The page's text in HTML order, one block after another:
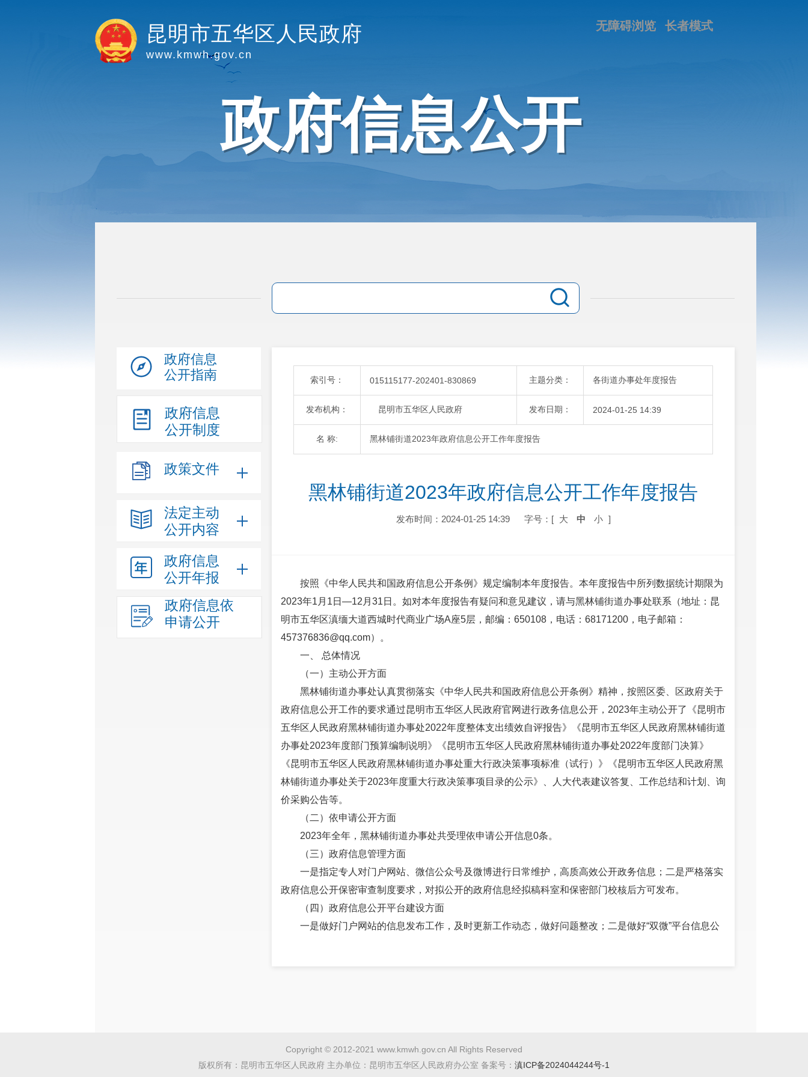
昆明市五华区人民政府
www.kmwh.gov.cn
长者模式
无障碍浏览
政府信息公开
政府信息
公开指南
政府信息
公开制度
政策文件
法定主动
公开内容
政府信息
公开年报
政府信息依
申请公开
索引号： 015115177-202401-830869 主题分类： 各街道办事处年度报告
发布机构： 昆明市五华区人民政府 发布日期： 2024-01-25 14:39
名 称: 黑林铺街道2023年政府信息公开工作年度报告
黑林铺街道2023年政府信息公开工作年度报告
发布时间：2024-01-25 14:39 字号：[ 大 中 小 ]
按照《中华人民共和国政府信息公开条例》规定编制本年度报告。本年度报告中所列数据统计期限为
2023年1月1日—12月31日。如对本年度报告有疑问和意见建议，请与黑林铺街道办事处联系（地址：昆
明市五华区滇缅大道西城时代商业广场A座5层，邮编：650108，电话：68171200，电子邮箱：
457376836@qq.com）。
一、 总体情况
（一）主动公开方面
黑林铺街道办事处认真贯彻落实《中华人民共和国政府信息公开条例》精神，按照区委、区政府关于
政府信息公开工作的要求通过昆明市五华区人民政府官网进行政务信息公开，2023年主动公开了《昆明市
五华区人民政府黑林铺街道办事处2022年度整体支出绩效自评报告》《昆明市五华区人民政府黑林铺街道
办事处2023年度部门预算编制说明》《昆明市五华区人民政府黑林铺街道办事处2022年度部门决算》
《昆明市五华区人民政府黑林铺街道办事处重大行政决策事项标准（试行）》《昆明市五华区人民政府黑
林铺街道办事处关于2023年度重大行政决策事项目录的公示》、人大代表建议答复、工作总结和计划、询
价采购公告等。
（二）依申请公开方面
2023年全年，黑林铺街道办事处共受理依申请公开信息0条。
（三）政府信息管理方面
一是指定专人对门户网站、微信公众号及微博进行日常维护，高质高效公开政务信息；二是严格落实
政府信息公开保密审查制度要求，对拟公开的政府信息经拟稿科室和保密部门校核后方可发布。
（四）政府信息公开平台建设方面
一是做好门户网站的信息发布工作，及时更新工作动态，做好问题整改；二是做好“双微”平台信息公
二、主动公开政府信息情况
Copyright © 2012-2021 www.kmwh.gov.cn All Rights Reserved
版权所有：昆明市五华区人民政府 主办单位：昆明市五华区人民政府办公室 备案号： 滇ICP备2024044244号-1